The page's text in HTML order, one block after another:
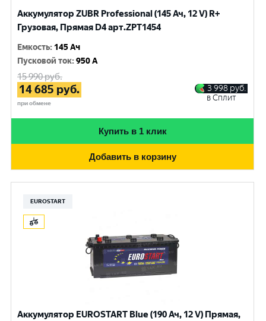
Аккумулятор ZUBR Professional (145 Ач, 12 V) R+
Грузовая, Прямая D4 арт.ZPT1454
Емкость: 145 Ач
Пусковой ток:950 A
15 990руб.
14 685 руб.
при обмене
3 998 руб.
в Сплит
Купить в 1 клик
Добавить в корзину
EUROSTART
Аккумулятор EUROSTART Blue (190 Ач, 12 V) Прямая,